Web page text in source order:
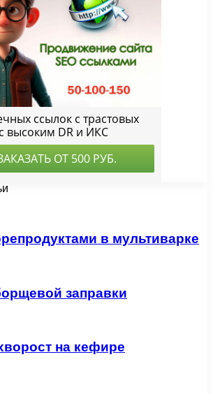
в мультиварке
заправки
на кефире